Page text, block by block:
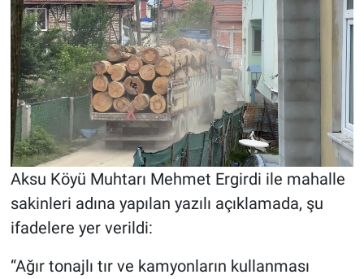
Aksu Köyü Muhtarı Mehmet Ergirdi ile mahalle
sakinleri adına yapılan yazılı açıklamada, şu
ifadelere yer verildi:
“Ağır tonajlı tır ve kamyonların kullanması